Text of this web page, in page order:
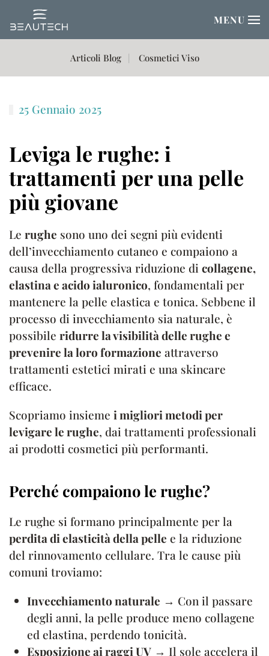
Passa al contenuto principale
MENU
Articoli Blog Cosmetici Viso
25 Gennaio 2025
Leviga le rughe: i
trattamenti per una pelle
più giovane
Le rughe sono uno dei segni più evidenti
dell’invecchiamento cutaneo e compaiono a
causa della progressiva riduzione di collagene,
elastina e acido ialuronico, fondamentali per
mantenere la pelle elastica e tonica. Sebbene il
processo di invecchiamento sia naturale, è
possibile ridurre la visibilità delle rughe e
prevenire la loro formazione attraverso
trattamenti estetici mirati e una skincare
efficace.
Scopriamo insieme i migliori metodi per
levigare le rughe, dai trattamenti professionali
ai prodotti cosmetici più performanti.
Perché compaiono le rughe?
Le rughe si formano principalmente per la
perdita di elasticità della pelle e la riduzione
del rinnovamento cellulare. Tra le cause più
comuni troviamo:
Invecchiamento naturale → Con il passare
degli anni, la pelle produce meno collagene
ed elastina, perdendo tonicità.
Esposizione ai raggi UV → Il sole accelera il